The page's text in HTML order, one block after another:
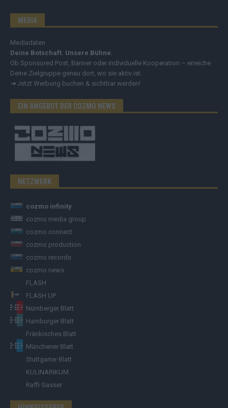
MEDIA
Mediadaten
Deine Botschaft. Unsere Bühne.
Ob Sponsored Post, Banner oder individuelle Kooperation – erreiche
Deine Zielgruppe genau dort, wo sie aktiv ist.
➔ Jetzt Werbung buchen & sichtbar werden!
EIN ANGEBOT DER COZMO NEWS
NETZWERK
cozmo infinity
cozmo media group
cozmo connect
cozmo production
cozmo records
cozmo news
FLASH
FLASH UP
Nürnberger Blatt
Hamburger Blatt
Fränkisches Blatt
Münchener Blatt
Stuttgarter Blatt
KULINARIKUM.
Raffi Gasser